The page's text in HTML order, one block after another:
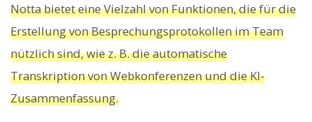
Notta bietet eine Vielzahl von Funktionen, die für die
Erstellung von Besprechungsprotokollen im Team
nützlich sind, wie z. B. die automatische
Transkription von Webkonferenzen und die KI-
Zusammenfassung.